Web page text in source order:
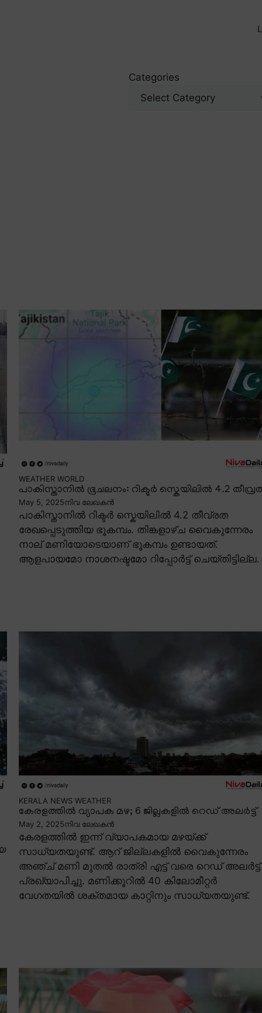
Categories
WEATHER WORLD
പാകിസ്താനിൽ ഭൂചലനം: റിക്ടർ സ്കെയിലിൽ 4.2
May 5, 2025നിവ ലേഖകൻ
പാകിസ്താനിൽ റിക്ടർ സ്കെയിലിൽ 4.2 തീവ്രത
രേഖപ്പെടുത്തിയ ഭൂകമ്പം. തിങ്കളാഴ്ച വൈകുന്നേരം
നാല് മണിയോടെയാണ് ഭൂകമ്പം ഉണ്ടായത്.
ആളപായമോ നാശനഷ്ടമോ റിപ്പോർട്ട് ചെയ്തിട്ടില്ല.
KERALA NEWS WEATHER
കേരളത്തിൽ വ്യാപക മഴ; 6 ജില്ലകളിൽ റെഡ് അലർട്ട്
May 2, 2025നിവ ലേഖകൻ
കേരളത്തിൽ ഇന്ന് വ്യാപകമായ മഴയ്ക്ക്
സാധ്യതയുണ്ട്. ആറ് ജില്ലകളിൽ വൈകുന്നേരം
അഞ്ച് മണി മുതൽ രാത്രി എട്ട് വരെ റെഡ് അലർട്ട്
പ്രഖ്യാപിച്ചു. മണിക്കൂറിൽ 40 കിലോമീറ്റർ
വേഗതയിൽ ശക്തമായ കാറ്റിനും സാധ്യതയുണ്ട്.